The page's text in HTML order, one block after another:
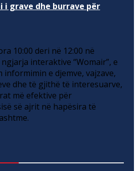
i grave dhe burrave për
10:00 deri në 12:00 në
interaktive “Womair”, e
informimin e djemve, vajzave,
dhe të gjithë të interesuarve,
më efektive për
së ajrit në hapësira të